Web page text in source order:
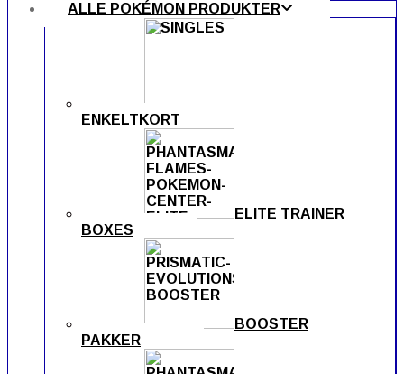
ALLE POKÉMON PRODUKTER
ENKELTKORT
ELITE TRAINER
BOXES
BOOSTER
PAKKER